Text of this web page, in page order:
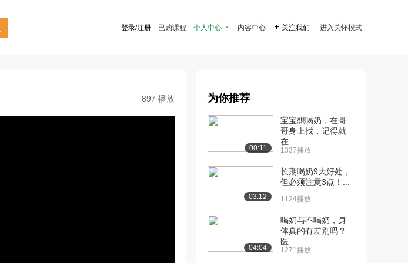
登录/注册 已购课程 个人中心  内容中心  关注我们 进入关怀模式
897 播放 为你推荐
00:11
宝宝想喝奶，在哥
哥身上找，记得就
在...
1337播放
03:12
长期喝奶9大好处，
但必须注意3点！...
1124播放
04:04
喝奶与不喝奶，身
体真的有差别吗？
医...
1271播放